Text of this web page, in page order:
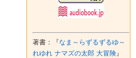
著書：『なま～らずるずるゆ～
れゆれ ナマズの太郎 大冒険』